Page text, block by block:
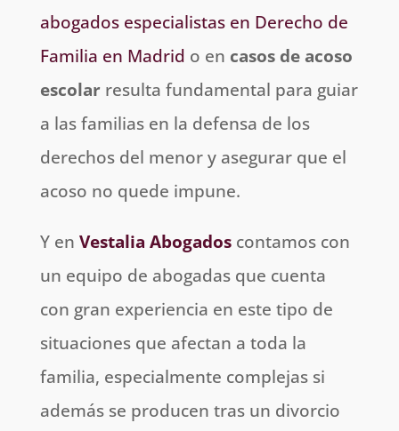
abogados especialistas en Derecho de
Familia en Madrid o en casos de acoso
escolarresulta fundamental para guiar
a las familias en la defensa de los
derechos del menor y asegurar que el
acoso no quede impune.
Y en Vestalia Abogadoscontamos con
un equipo de abogadas que cuenta
con gran experiencia en este tipo de
situaciones que afectan a toda la
familia, especialmente complejas si
además se producen tras un divorcio